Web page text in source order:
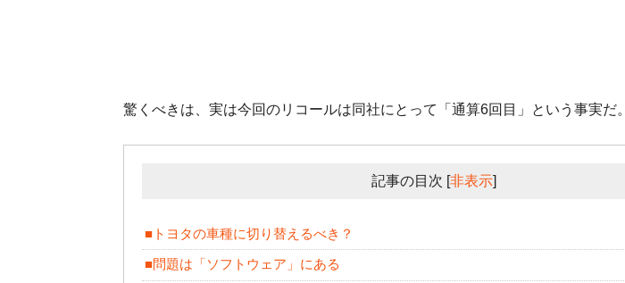
驚くべきは、実は今回のリコールは同社にとって「通算6回目」という事実だ。
記事の目次 [非表示]
■トヨタの車種に切り替えるべき？
■問題は「ソフトウェア」にある